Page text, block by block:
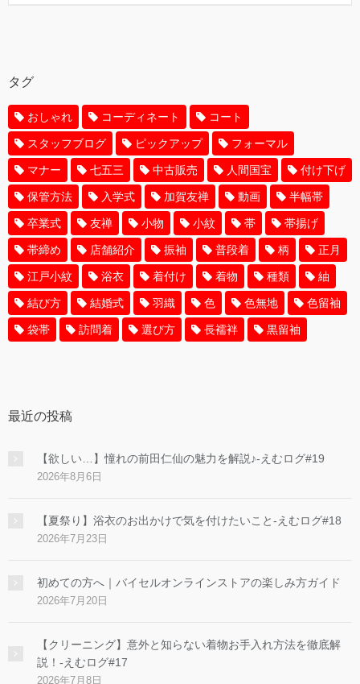
タグ
おしゃれ コーディネート コート
スタッフブログ ピックアップ フォーマル
マナー 七五三 中古販売 人間国宝 付け下げ
保管方法 入学式 加賀友禅 動画 半幅帯
卒業式 友禅 小物 小紋 帯 帯揚げ
帯締め 店舗紹介 振袖 普段着 柄 正月
江戸小紋 浴衣 着付け 着物 種類 紬
結び方 結婚式 羽織 色 色無地 色留袖
袋帯 訪問着 選び方 長襦袢 黒留袖
最近の投稿
【欲しい…】憧れの前田仁仙の魅力を解説♪-えむログ#19
2026年8月6日
【夏祭り】浴衣のお出かけで気を付けたいこと-えむログ#18
2026年7月23日
初めての方へ｜バイセルオンラインストアの楽しみ方ガイド
2026年7月20日
【クリーニング】意外と知らない着物お手入れ方法を徹底解
説！-えむログ#17
2026年7月8日